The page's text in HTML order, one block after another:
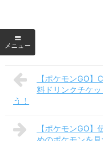
【ポケモンGO
料ドリンクチケ
う！
【ポケモンGO